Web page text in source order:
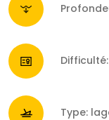
Type: